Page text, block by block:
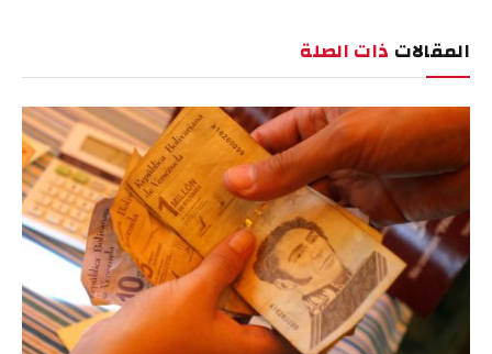
المقالات ذات الصلة